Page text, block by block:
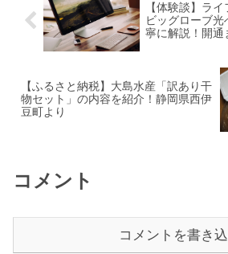
【体験談】ラ
ビッグローブ
寧に解説！開通
【ふるさと納税】大島水産「訳あり干
物セット」の内容を紹介！静岡県西伊
豆町より
コメント
コメントを書き